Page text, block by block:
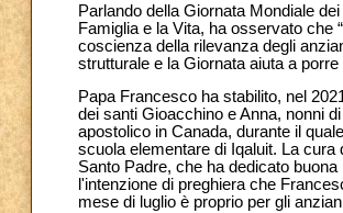
Parlando della Giornata Mondiale
Famiglia e la Vita, ha osservato che
coscienza della rilevanza degli
strutturale e la Giornata aiuta a
Papa Francesco ha stabilito, nel
dei santi Gioacchino e Anna, nonni
apostolico in Canada, durante il
scuola elementare di Iqaluit. La
Santo Padre, che ha dedicato
l'intenzione di preghiera che
mese di luglio è proprio per gli